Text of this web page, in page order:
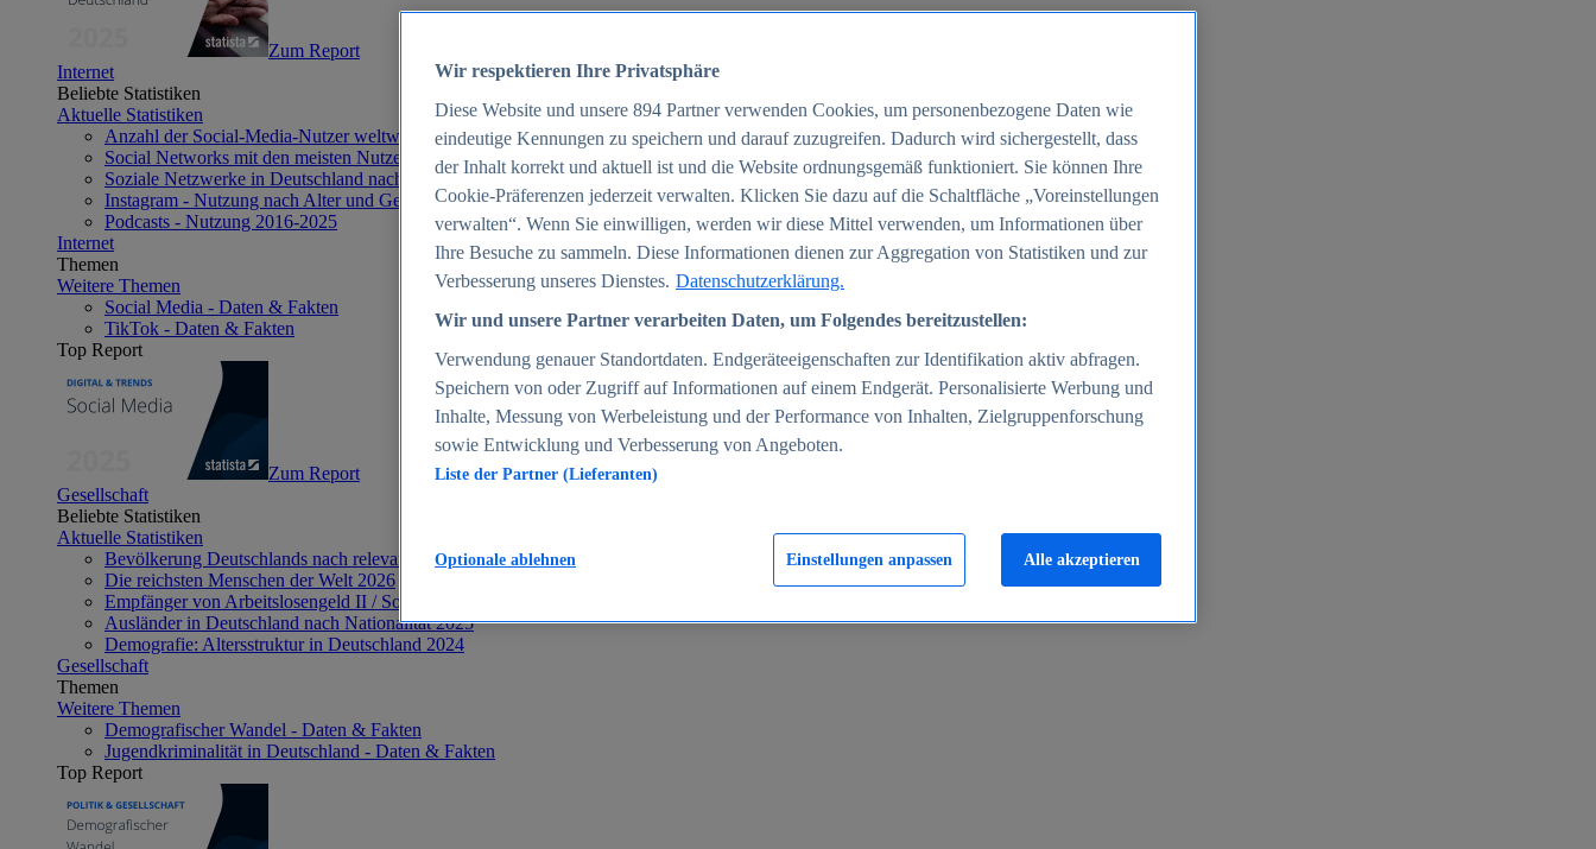
Zum Report
Internet
Beliebte Statistiken
Aktuelle Statistiken
Anzahl der Social-Media-Nutzer weltweit 2012-2025
Social Networks mit den meisten Nutzern weltweit 2025
Soziale Netzwerke in Deutschland nach Generationen 2025
Instagram - Nutzung nach Alter und Geschlecht in Deutschland 2025
Podcasts - Nutzung 2016-2025
Internet
Themen
Weitere Themen
Social Media - Daten & Fakten
TikTok - Daten & Fakten
Top Report
Zum Report
Gesellschaft
Beliebte Statistiken
Aktuelle Statistiken
Bevölkerung Deutschlands nach relevanten Altersgruppen 2024
Die reichsten Menschen der Welt 2026
Empfänger von Arbeitslosengeld II / Sozialgeld / Bürgergeld in Deutschland 2005-2025
Ausländer in Deutschland nach Nationalität 2025
Demografie: Altersstruktur in Deutschland 2024
Gesellschaft
Themen
Weitere Themen
Demografischer Wandel - Daten & Fakten
Jugendkriminalität in Deutschland - Daten & Fakten
Top Report
Wir respektieren Ihre Privatsphäre
Diese Website und unsere 894 Partner verwenden Cookies, um personenbezogene Daten wie
eindeutige Kennungen zu speichern und darauf zuzugreifen. Dadurch wird sichergestellt, dass
der Inhalt korrekt und aktuell ist und die Website ordnungsgemäß funktioniert. Sie können Ihre
Cookie-Präferenzen jederzeit verwalten. Klicken Sie dazu auf die Schaltfläche „Voreinstellungen
verwalten“. Wenn Sie einwilligen, werden wir diese Mittel verwenden, um Informationen über
Ihre Besuche zu sammeln. Diese Informationen dienen zur Aggregation von Statistiken und zur
Verbesserung unseres Dienstes. Datenschutzerklärung.
Wir und unsere Partner verarbeiten Daten, um Folgendes bereitzustellen:
Verwendung genauer Standortdaten. Endgeräteeigenschaften zur Identifikation aktiv abfragen.
Speichern von oder Zugriff auf Informationen auf einem Endgerät. Personalisierte Werbung und
Inhalte, Messung von Werbeleistung und der Performance von Inhalten, Zielgruppenforschung
sowie Entwicklung und Verbesserung von Angeboten.
Liste der Partner (Lieferanten)
Einstellungen anpassen
Optionale ablehnen Alle akzeptieren